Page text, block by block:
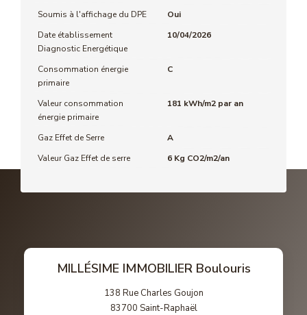
Soumis à l'affichage du DPE
Oui
Date établissement
Diagnostic Energétique
10/04/2026
Consommation énergie
primaire
C
Valeur consommation
énergie primaire
181 kWh/m2 par an
Gaz Effet de Serre
A
Valeur Gaz Effet de serre
6 Kg CO2/m2/an
MILLÉSIME IMMOBILIER Boulouris
138 Rue Charles Goujon
83700 Saint-Raphaël